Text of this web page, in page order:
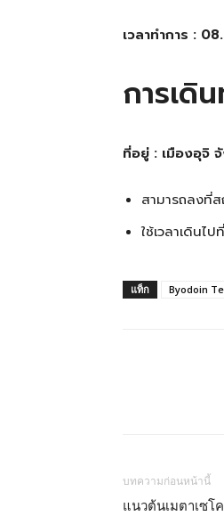
เวลาทำการ :
การเดิ
ที่อยู่ : เมืองอุจิ
สามารถลงที่
ใช้เวลาเดินไ
แท็ก Byodoin
บทความก่อนหน้านี้
แนวต้นเมตาเซโ